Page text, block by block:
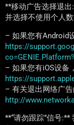
**移动广告选择退出
并选择不使用个人
– 如果您有Android
https://
– 如果您有iOS设备
https://
– 有关退出网络广
http://
**“请勿跟踪”信号:**